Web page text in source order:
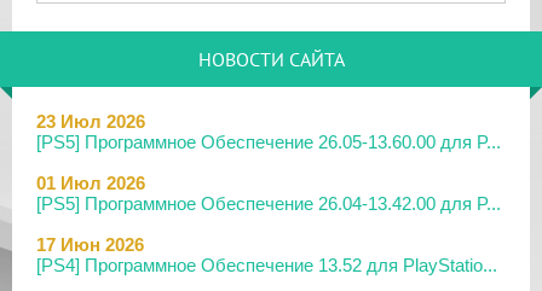
НОВОСТИ САЙТА
23 Июл 2026
[PS5] Программное Обеспечение 26.05-13.60.00 для P...
01 Июл 2026
[PS5] Программное Обеспечение 26.04-13.42.00 для P...
17 Июн 2026
[PS4] Программное Обеспечение 13.52 для PlayStatio...